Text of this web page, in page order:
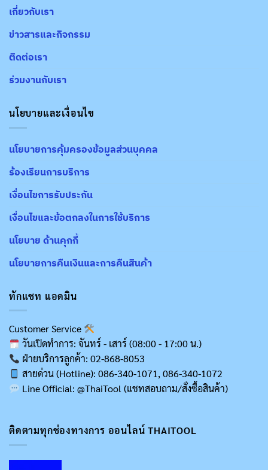
เกี่ยวกับเรา
ข่าวสารและกิจกรรม
ติดต่อเรา
ร่วมงานกับเรา
นโยบายและเงื่อนไข
นโยบายการคุ้มครองข้อมูลส่วนบุคคล
ร้องเรียนการบริการ
เงื่อนไขการรับประกัน
เงื่อนไขและข้อตกลงในการใช้บริการ
นโยบาย ด้านคุกกี้
นโยบายการคืนเงินและการคืนสินค้า
ทักแชท แอดมิน
Customer Service
วันเปิดทำการ: จันทร์ - เสาร์ (08:00 - 17:00 น.)
ฝ่ายบริการลูกค้า: 02-868-8053
สายด่วน (Hotline): 086-340-1071, 086-340-1072
Line Official: @ThaiTool (แชทสอบถาม/สั่งซื้อสินค้า)
ติดตามทุกช่องทางการ ออนไลน์ THAITOOL